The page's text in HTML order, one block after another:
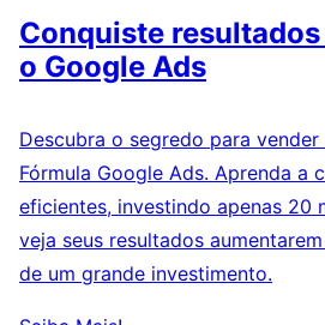
Conquiste
o Google Ads
Descubra o segredo para
Fórmula Google Ads. Aprenda a
eficientes, investindo apenas 20
veja seus resultados
de um grande investimento.